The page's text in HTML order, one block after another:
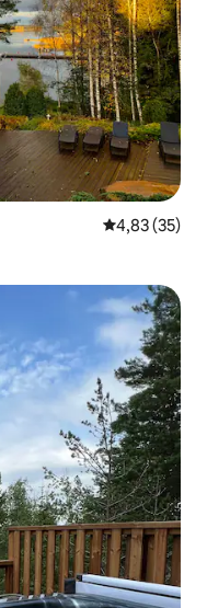
4,83 de uma
4,83 (35)